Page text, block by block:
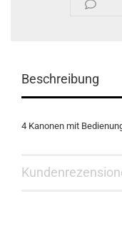
Beschreibung
4 Kanonen mit